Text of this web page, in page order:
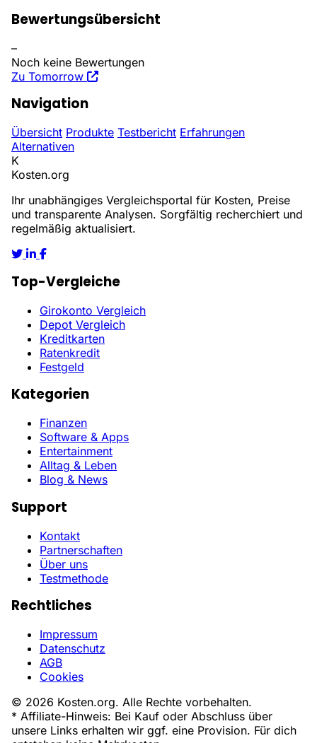
Bewertungsübersicht
–
Noch keine Bewertungen
Zu Tomorrow
Navigation
Übersicht Produkte Testbericht Erfahrungen
Alternativen
K
Kosten.org
Ihr unabhängiges Vergleichsportal für Kosten, Preise
und transparente Analysen. Sorgfältig recherchiert und
regelmäßig aktualisiert.
Top-Vergleiche
Girokonto Vergleich
Depot Vergleich
Kreditkarten
Ratenkredit
Festgeld
Kategorien
Finanzen
Software & Apps
Entertainment
Alltag & Leben
Blog & News
Support
Kontakt
Partnerschaften
Über uns
Testmethode
Rechtliches
Impressum
Datenschutz
AGB
Cookies
© 2026 Kosten.org. Alle Rechte vorbehalten.
* Affiliate-Hinweis: Bei Kauf oder Abschluss über
unsere Links erhalten wir ggf. eine Provision. Für dich